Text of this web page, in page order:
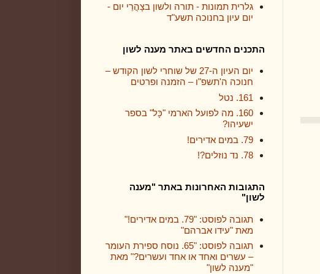
גלרית תמונות - תורה ולשון בצָהֳרֵי יום -
יום עיון בחנוכה תשע"ד
התכנים החדשים באתר מענה לשון
יום העיון ה-27 של שוחרי לשון הקודש –
חנוכה ה'תשפ"ו – הזמנה ופרטים
161. נטל
160. מה לפועל הארמי "כָּל" בספר
ישעיהו?
79. במים אדירים!
78. נד נוזלים?!
התגובות האחרונות באתר "מענה
לשון"
תגובה לפוסט: "79. במים אדירים!"
מאת "עידו אברהם"
תגובה לפוסט: "65. נוסח ספירת העומר
– עשרים ואחד או אחד ועשרים?" מאת
"מענה לשון"